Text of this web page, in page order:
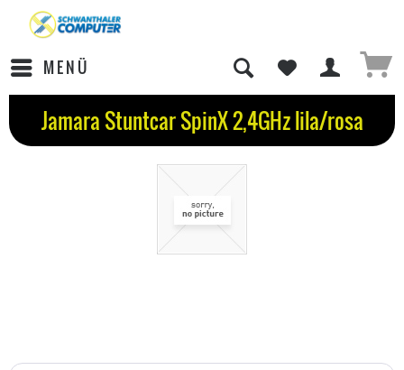
MENÜ
Jamara Stuntcar SpinX 2,4GHz lila/rosa